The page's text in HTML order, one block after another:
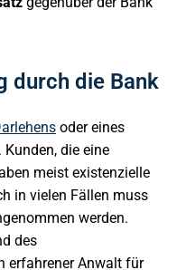
durch die Bank
oder eines
die eine
meist existenzielle
in vielen Fällen muss
werden.
des
erfahrener Anwalt für